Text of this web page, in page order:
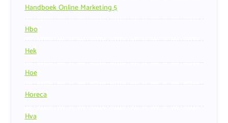
Handboek Online Marketing 5
Hbo
Hek
Hoe
Horeca
Hva